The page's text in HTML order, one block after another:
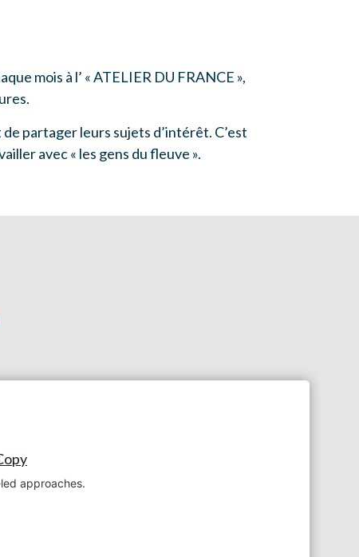
mois à l’ « ATELIER DU FRANCE »,
partager leurs sujets d’intérêt. C’est
avec « les gens du fleuve ».
approaches.